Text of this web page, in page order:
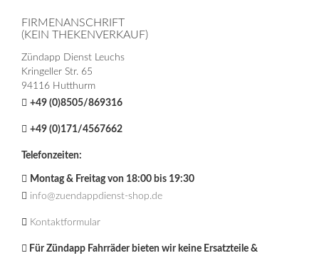
FIRMENANSCHRIFT
(KEIN THEKENVERKAUF)
Zündapp Dienst Leuchs
Kringeller Str. 65
94116 Hutthurm
+49 (0)8505/869316
+49 (0)171/4567662
Telefonzeiten:
Montag & Freitag von 18:00 bis 19:30
info@zuendappdienst-shop.de
Kontaktformular
Für Zündapp Fahrräder bieten wir keine Ersatzteile &